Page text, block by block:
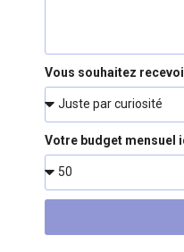
Vous souhaitez
Votre budget mensuel